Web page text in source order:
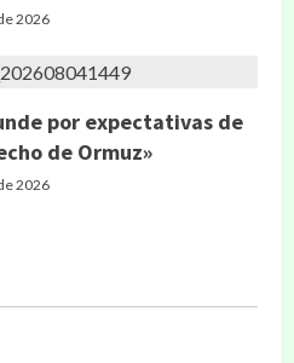
2026
por expectativas de
de Ormuz»
2026